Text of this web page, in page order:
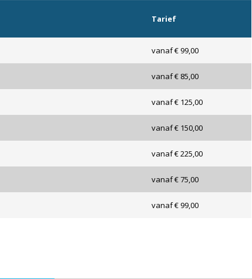
Tarief
vanaf € 99,00
vanaf € 85,00
vanaf € 125,00
vanaf € 150,00
vanaf € 225,00
vanaf € 75,00
vanaf € 99,00